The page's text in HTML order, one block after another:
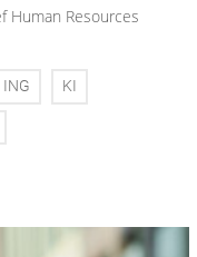
Human Resources
ING KI